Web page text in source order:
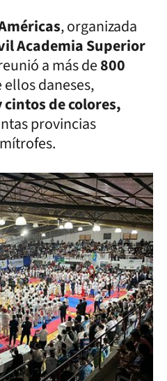
, organizada
Academia Superior
a más de800
ellos daneses,
de colores,
provincias